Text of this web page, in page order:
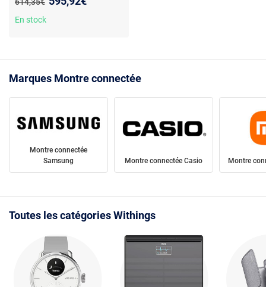
PPG - suivi cardiovasculaire -
Bluetooth Low Energy -
En stock
Marques Montre connectée
Montre connectée
Samsung
Montre connectée Casio Montre
Toutes les catégories Withings